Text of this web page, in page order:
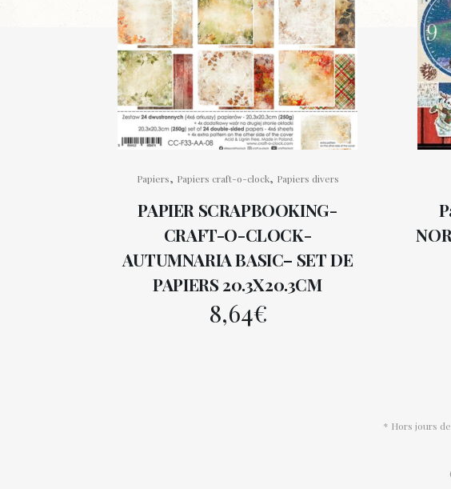
Papiers, Papiers craft-o-clock, Papiers divers
PAPIER SCRAPBOOKING-
CRAFT-O-CLOCK-
AUTUMNARIA BASIC– SET DE
PAPIERS 20.3X20.3CM
8,64€
* Hors jours